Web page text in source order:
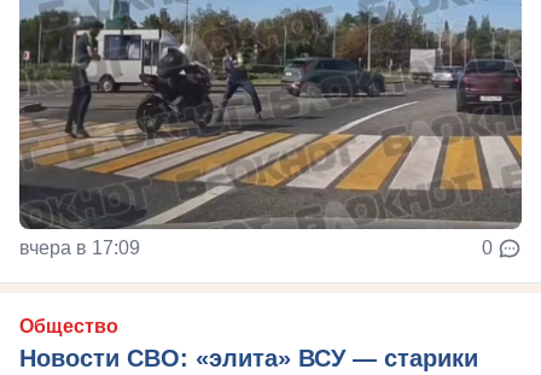
вчера в 17:09 0
Общество
Новости СВО: «элита» ВСУ — старики